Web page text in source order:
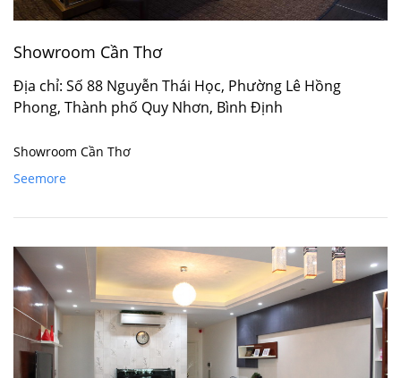
Showroom Cần Thơ
Địa chỉ: Số 88 Nguyễn Thái Học, Phường Lê Hồng
Phong, Thành phố Quy Nhơn, Bình Định
Showroom Cần Thơ
Seemore